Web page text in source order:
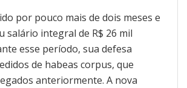
por pouco mais de dois meses e
salário integral de R$ 26 mil
esse período, sua defesa
de habeas corpus, que
anteriormente. A nova